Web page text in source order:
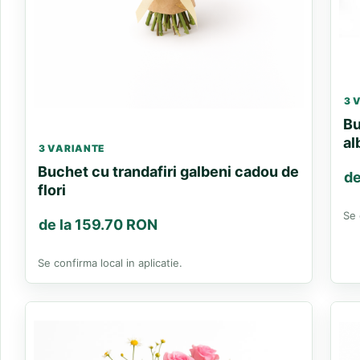
3 VARIANTE
Buchet cu trandafiri galbeni cadou de
flori
de la 159.70 RON
Se confirma local in aplicatie.
3
Se